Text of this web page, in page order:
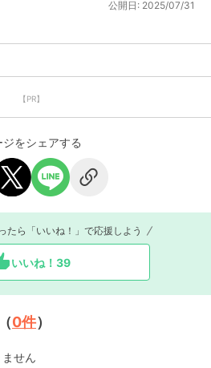
公開日: 2025/07/31
【PR】
ジをシェアする
たら「いいね！」で応援しよう
いいね！ 39
0件）
せん